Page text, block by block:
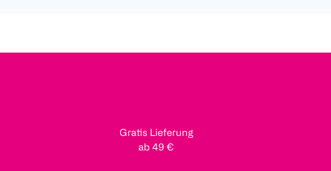
Gratis Lieferung
ab 49 €